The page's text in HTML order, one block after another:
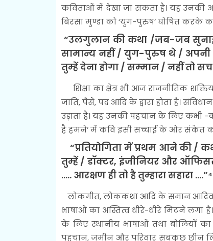
कविताओं में देखा जा सकता है। यह उनकी
बिरसा मुण्डा को ‘युग-पुरुष’ घोषित करके
“उलगुलान की कथा /जब-जब
सामान्य नहीं / युग-पुरुष थे /
तुम्हें देना होगा / सम्मान / नहीं तो
शिक्षा का क्षेत्र भी आज राजनीतिक
जाति, पैसे, पद आदि के द्वारा होता है।
उड़ाता है। यह उनकी पहचान के लिए कभी
है हमने’ में कवि इसी सच्चाई के ओर संकेत
“प्रतियोगिता में प्रथम आने की /
तुम्हें / डॉक्टर, इंजीनियर और
..... आरक्षण ही तो है तुम्हारा सहारा ....”⁴
लोकगीत, लोककथा आदि के समान
भाषाओं का अस्तित्व धीरे-धीरे मिटने
के लिए स्थानीय भाषाओं तथा बोलियों
पहचान, जमीन और परिवार सबकुछ छीन